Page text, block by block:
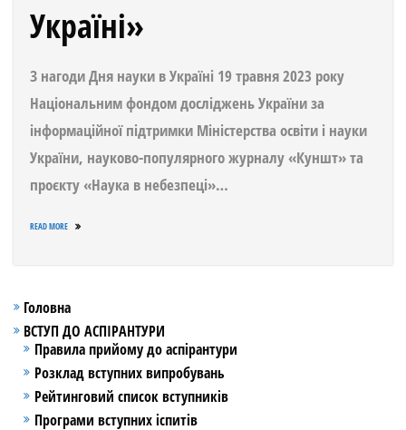
Україні»
З нагоди Дня науки в Україні 19 травня 2023 року
Національним фондом досліджень України за
інформаційної підтримки Міністерства освіти і науки
України, науково-популярного журналу «Куншт» та
проєкту «Наука в небезпеці»…
READ MORE
Головна
ВСТУП ДО АСПІРАНТУРИ
Правила прийому до аспірантури
Розклад вступних випробувань
Рейтинговий список вступників
Програми вступних іспитів